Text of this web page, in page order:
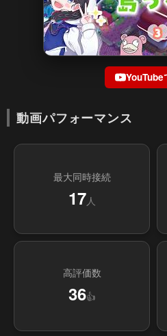
YouTube
動画パフォーマンス
最大同時接続
17人
高評価数
36👍